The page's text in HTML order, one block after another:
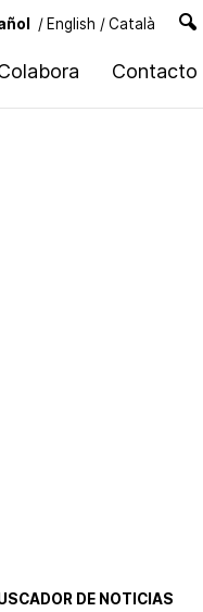
/ English / Català
Contacto
DE NOTICIAS